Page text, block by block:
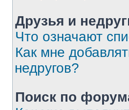
Друзья и
Что означают
Как мне
недругов?
Поиск по